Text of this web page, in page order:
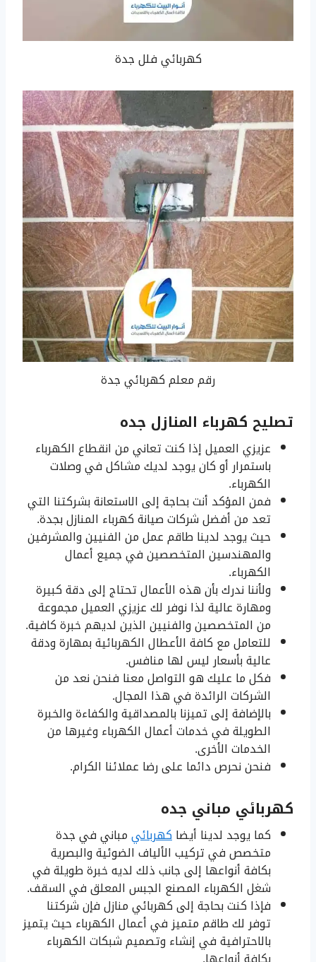
كهربائي فلل جدة
رقم معلم كهربائي جدة
تصليح كهرباء المنازل جده
عزيزي العميل إذا كنت تعاني من انقطاع الكهرباء
باستمرار أو كان يوجد لديك مشاكل في وصلات
الكهرباء.
فمن المؤكد أنت بحاجة إلى الاستعانة بشركتنا التي
تعد من أفضل شركات صيانة كهرباء المنازل بجدة.
حيث يوجد لدينا طاقم عمل من الفنيين والمشرفين
والمهندسين المتخصصين في جميع أعمال
الكهرباء.
ولأننا ندرك بأن هذه الأعمال تحتاج إلى دقة كبيرة
ومهارة عالية لذا نوفر لك عزيزي العميل مجموعة
من المتخصصين والفنيين الذين لديهم خبرة كافية.
للتعامل مع كافة الأعطال الكهربائية بمهارة ودقة
عالية بأسعار ليس لها منافس.
فكل ما عليك هو التواصل معنا فنحن نعد من
الشركات الرائدة في هذا المجال.
بالإضافة إلى تميزنا بالمصداقية والكفاءة والخبرة
الطويلة في خدمات أعمال الكهرباء وغيرها من
الخدمات الأخرى.
فنحن نحرص دائما على رضا عملائنا الكرام.
كهربائي مباني جده
كما يوجد لدينا أيضاكهربائيمباني في جدة
متخصص في تركيب الألياف الضوئية والبصرية
بكافة أنواعها إلى جانب ذلك لديه خبرة طويلة في
شغل الكهرباء المصنع الجبس المعلق في السقف.
فإذا كنت بحاجة إلى كهربائي منازل فإن شركتنا
توفر لك طاقم متميز في أعمال الكهرباء حيث يتميز
بالاحترافية في إنشاء وتصميم شبكات الكهرباء